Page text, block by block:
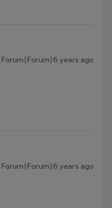
Forum|Forum|6 years ago
Forum|Forum|6 years ago